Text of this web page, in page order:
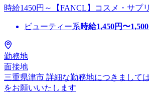
時給1450円～【FANCL】コスメ・サ
ビューティー系時給1,450円〜1,500
勤務地
面接地
三重県津市 詳細な勤務地につきまして
をお願いいたします